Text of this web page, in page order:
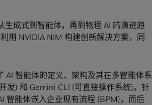
生成式到智能体，再到物理 AI 的演进趋
用 NVIDIA NIM 构建创新解决方案，同
AI 智能体的定义、架构及其在多智能体系
发) 和 Gemini CLI (可直接操作系统)。针
智能体嵌入企业现有流程 (BPM)，而后